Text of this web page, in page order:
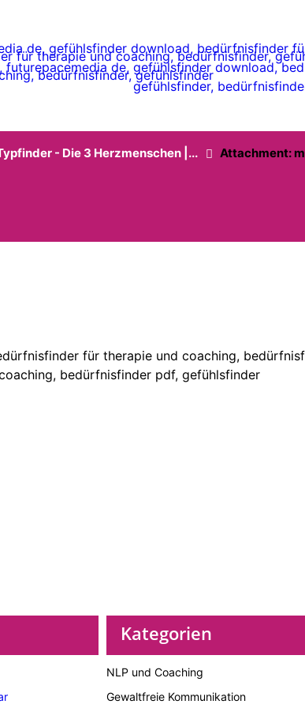
- Die 3 Herzmenschen |... Attachment: m
Kategorien
NLP und Coaching
Gewaltfreie Kommunikation